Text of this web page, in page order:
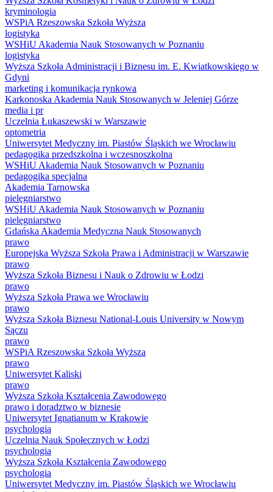
kryminologia
WSPiA Rzeszowska Szkoła Wyższa
logistyka
WSHiU Akademia Nauk Stosowanych w Poznaniu
logistyka
Wyższa Szkoła Administracji i Biznesu im. E. Kwiatkowskiego w
Gdyni
marketing i komunikacja rynkowa
Karkonoska Akademia Nauk Stosowanych w Jeleniej Górze
media i pr
Uczelnia Łukaszewski w Warszawie
optometria
Uniwersytet Medyczny im. Piastów Śląskich we Wrocławiu
pedagogika przedszkolna i wczesnoszkolna
WSHiU Akademia Nauk Stosowanych w Poznaniu
pedagogika specjalna
Akademia Tarnowska
pielęgniarstwo
WSHiU Akademia Nauk Stosowanych w Poznaniu
pielęgniarstwo
Gdańska Akademia Medyczna Nauk Stosowanych
prawo
Europejska Wyższa Szkoła Prawa i Administracji w Warszawie
prawo
Wyższa Szkoła Biznesu i Nauk o Zdrowiu w Łodzi
prawo
Wyższa Szkoła Prawa we Wrocławiu
prawo
Wyższa Szkoła Biznesu National-Louis University w Nowym
Sączu
prawo
WSPiA Rzeszowska Szkoła Wyższa
prawo
Uniwersytet Kaliski
prawo
Wyższa Szkoła Kształcenia Zawodowego
prawo i doradztwo w biznesie
Uniwersytet Ignatianum w Krakowie
psychologia
Uczelnia Nauk Społecznych w Łodzi
psychologia
Wyższa Szkoła Kształcenia Zawodowego
psychologia
Uniwersytet Medyczny im. Piastów Śląskich we Wrocławiu